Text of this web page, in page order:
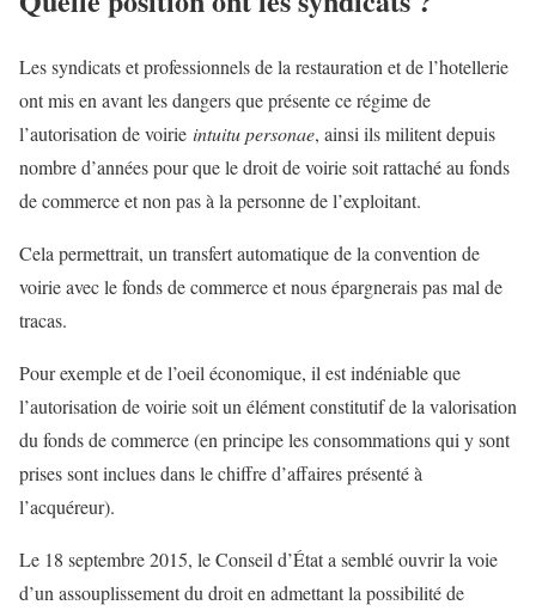
Les syndicats et professionnels de la restauration et de l’hotellerie
ont mis en avant les dangers que présente ce régime de
l’autorisation de voirie intuitu personae, ainsi ils militent depuis
nombre d’années pour que le droit de voirie soit rattaché au fonds
de commerce et non pas à la personne de l’exploitant.
Cela permettrait, un transfert automatique de la convention de
voirie avec le fonds de commerce et nous épargnerais pas mal de
tracas.
Pour exemple et de l’oeil économique, il est indéniable que
l’autorisation de voirie soit un élément constitutif de la valorisation
du fonds de commerce (en principe les consommations qui y sont
prises sont inclues dans le chiffre d’affaires présenté à
l’acquéreur).
Le 18 septembre 2015, le Conseil d’État a semblé ouvrir la voie
d’un assouplissement du droit en admettant la possibilité de